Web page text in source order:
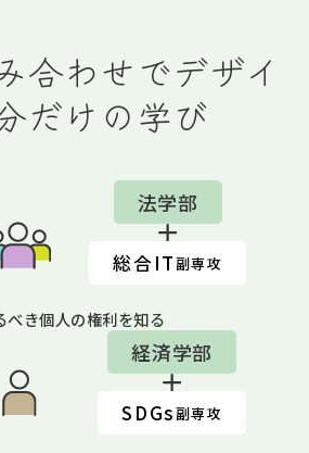
合わせでデザイ
だけの学び
法学部
総合IT副専攻
べき個人の権利を知る
経済学部
SDGs副専攻